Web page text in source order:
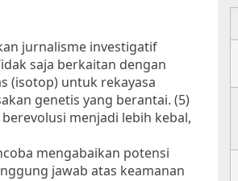
jurnalisme investigatif
saja berkaitan dengan
(isotop) untuk rekayasa
genetis yang berantai. (5)
menjadi lebih kebal,
mengabaikan potensi
jawab atas keamanan